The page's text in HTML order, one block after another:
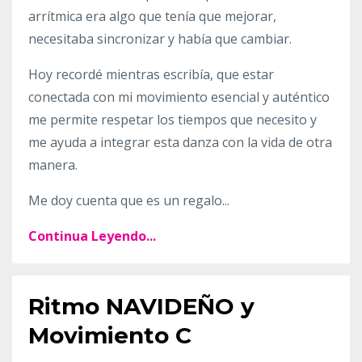
arrítmica era algo que tenía que mejorar,
necesitaba sincronizar y había que cambiar.
Hoy recordé mientras escribía, que estar
conectada con mi movimiento esencial y auténtico
me permite respetar los tiempos que necesito y
me ayuda a integrar esta danza con la vida de otra
manera.
Me doy cuenta que es un regalo...
Continua Leyendo...
Ritmo NAVIDEÑO y
Movimiento C